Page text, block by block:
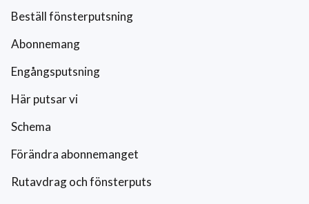
Beställ fönsterputsning
Abonnemang
Engångsputsning
Här putsar vi
Schema
Förändra abonnemanget
Rutavdrag och fönsterputs